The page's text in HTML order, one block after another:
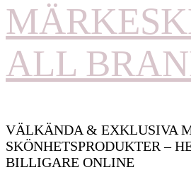
ALL
VÄLKÄNDA & EXKLUSIVA
SKÖNHETSPRODUKTER –
BILLIGARE ONLINE